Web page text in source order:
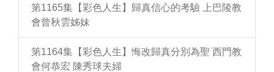
第1165集【彩色人生】歸真信心的考驗 上巴陵教
會曾秋雲姊妹
第1164集【彩色人生】悔改歸真分別為聖 西門教
會何恭宏 陳秀球夫婦